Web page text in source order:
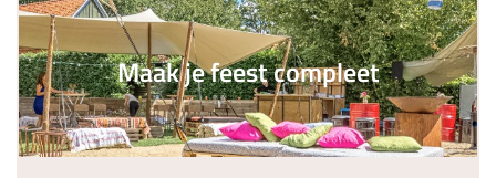
Maak je feest compleet